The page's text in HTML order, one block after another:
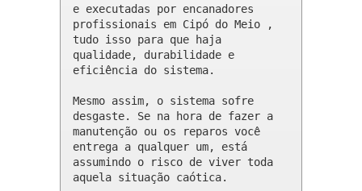
e executadas por encanadores
profissionais em Cipó do Meio ,
tudo isso para que haja
qualidade, durabilidade e
eficiência do sistema.
Mesmo assim, o sistema sofre
desgaste. Se na hora de fazer a
manutenção ou os reparos você
entrega a qualquer um, está
assumindo o risco de viver toda
aquela situação caótica.